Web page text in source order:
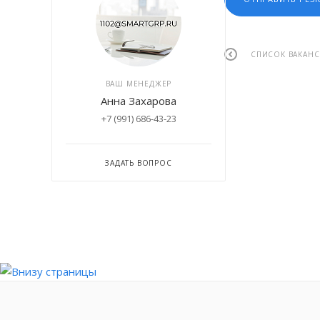
СПИСОК
ВАШ МЕНЕДЖЕР
Анна Захарова
+7 (991) 686-43-23
ЗАДАТЬ ВОПРОС